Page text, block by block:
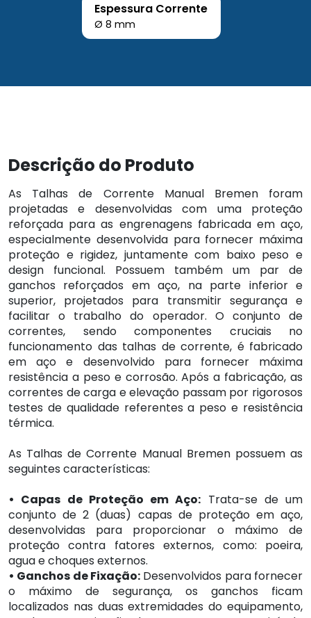
Espessura Corrente
Ø 8 mm
Descrição do Produto
As Talhas de Corrente Manual Bremen foram
projetadas e desenvolvidas com uma proteção
reforçada para as engrenagens fabricada em aço,
especialmente desenvolvida para fornecer máxima
proteção e rigidez, juntamente com baixo peso e
design funcional. Possuem também um par de
ganchos reforçados em aço, na parte inferior e
superior, projetados para transmitir segurança e
facilitar o trabalho do operador. O conjunto de
correntes, sendo componentes cruciais no
funcionamento das talhas de corrente, é fabricado
em aço e desenvolvido para fornecer máxima
resistência a peso e corrosão. Após a fabricação, as
correntes de carga e elevação passam por rigorosos
testes de qualidade referentes a peso e resistência
térmica.
As Talhas de Corrente Manual Bremen possuem as
seguintes características:
• Capas de Proteção em Aço: Trata-se de um
conjunto de 2 (duas) capas de proteção em aço,
desenvolvidas para proporcionar o máximo de
proteção contra fatores externos, como: poeira,
agua e choques externos.
• Ganchos de Fixação: Desenvolvidos para fornecer
o máximo de segurança, os ganchos ficam
localizados nas duas extremidades do equipamento,